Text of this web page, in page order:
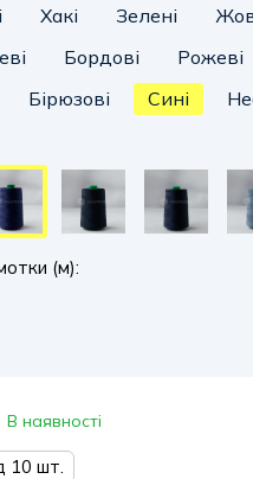
Хакі Зелені
Бордові Рожеві
Бірюзові Сині
(м):
В наявності
10 шт.